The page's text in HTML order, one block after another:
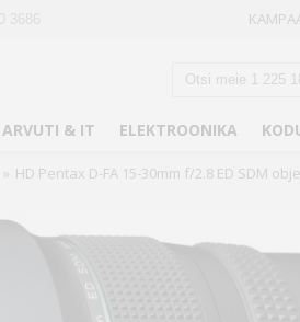
ARVUTI & IT ELEKTROONIKA
» HD Pentax D-FA 15-30mm f/2.8 ED SDM